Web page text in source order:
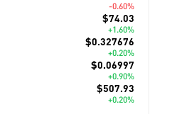
-0.60%
$74.03
+1.60%
$0.327676
+0.20%
$0.06997
+0.90%
$507.93
+0.20%